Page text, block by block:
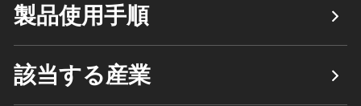
製品使用手順
該当する産業